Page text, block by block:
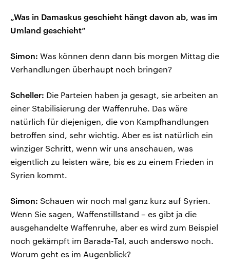
„Was in Damaskus geschieht hängt davon ab, was im
Umland geschieht“
Simon: Was können denn dann bis morgen Mittag die
Verhandlungen überhaupt noch bringen?
Scheller: Die Parteien haben ja gesagt, sie arbeiten an
einer Stabilisierung der Waffenruhe. Das wäre
natürlich für diejenigen, die von Kampfhandlungen
betroffen sind, sehr wichtig. Aber es ist natürlich ein
winziger Schritt, wenn wir uns anschauen, was
eigentlich zu leisten wäre, bis es zu einem Frieden in
Syrien kommt.
Simon: Schauen wir noch mal ganz kurz auf Syrien.
Wenn Sie sagen, Waffenstillstand – es gibt ja die
ausgehandelte Waffenruhe, aber es wird zum Beispiel
noch gekämpft im Barada-Tal, auch anderswo noch.
Worum geht es im Augenblick?